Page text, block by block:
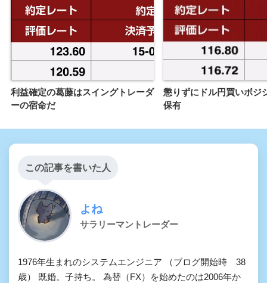
利益確定の葛藤はスイングトレーダ
ーの宿命だ
懲りずにドル円買いボジ
保有
この記事を書いた人
よね
サラリーマントレーダー
1976年生まれのシステムエンジニア （ブログ開始時 38
歳） 既婚。子持ち。 為替（FX）を始めたのは2006年か